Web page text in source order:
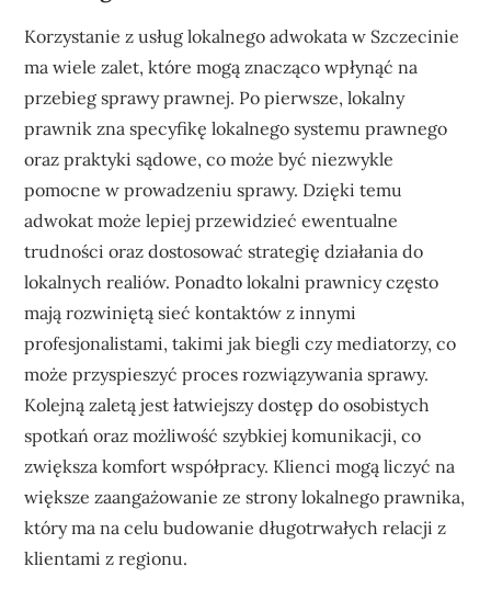
Korzystanie z usług lokalnego adwokata w Szczecinie
ma wiele zalet, które mogą znacząco wpłynąć na
przebieg sprawy prawnej. Po pierwsze, lokalny
prawnik zna specyfikę lokalnego systemu prawnego
oraz praktyki sądowe, co może być niezwykle
pomocne w prowadzeniu sprawy. Dzięki temu
adwokat może lepiej przewidzieć ewentualne
trudności oraz dostosować strategię działania do
lokalnych realiów. Ponadto lokalni prawnicy często
mają rozwiniętą sieć kontaktów z innymi
profesjonalistami, takimi jak biegli czy mediatorzy, co
może przyspieszyć proces rozwiązywania sprawy.
Kolejną zaletą jest łatwiejszy dostęp do osobistych
spotkań oraz możliwość szybkiej komunikacji, co
zwiększa komfort współpracy. Klienci mogą liczyć na
większe zaangażowanie ze strony lokalnego prawnika,
który ma na celu budowanie długotrwałych relacji z
klientami z regionu.